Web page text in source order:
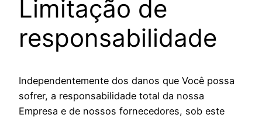
Limitação de
responsabilidade
Independentemente dos danos que Você possa
sofrer, a responsabilidade total da nossa
Empresa e de nossos fornecedores, sob este